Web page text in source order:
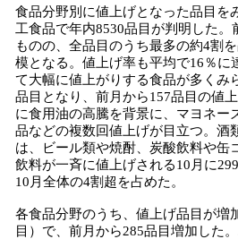
食品分野別に値上げとなった品目を
工食品で年内8530品目が判明した。
ものの、全品目のうち最多の約4割
模となる。値上げ率も平均で16％に
て大幅に値上がりする食品が多くみ
品目となり、前月から157品目の値
に食用油の高騰を背景に、マヨネー
品などの複数回値上げが目立つ。酒
は、ビール類や焼酎、炭酸飲料や缶
飲料が一斉に値上げされる10月に
10月全体の4割超を占めた。
各食品分野のうち、値上げ品目が増
目）で、前月から285品目増加した